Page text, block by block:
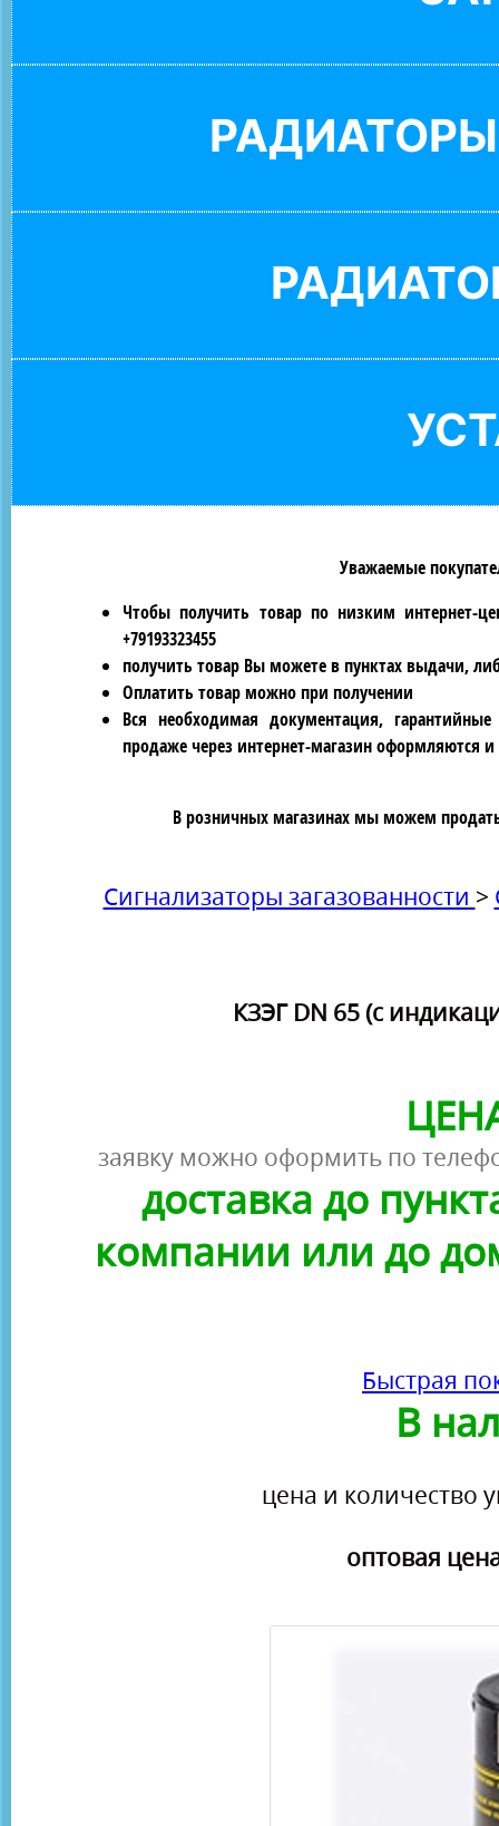
Уважаемые
Чтобы получить товар по низким интернет-
+79193323455
получить товар Вы можете в пунктах выдачи,
Оплатить товар можно при получении
Вся необходимая документация,
продаже через интернет-магазин оформляются
В розничных магазинах мы можем
Сигнализаторы загазованности >
КЗЭГ DN 65 (с
заявку можно оформить по
доставка до
компании или до
Быстрая
В
цена и количество
оптовая